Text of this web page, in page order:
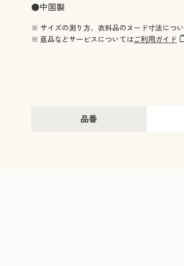
●中国製
※ サイズの測り方、衣料品のヌード寸法につ
※ 返品などサービスについてはご利用ガイド
品番